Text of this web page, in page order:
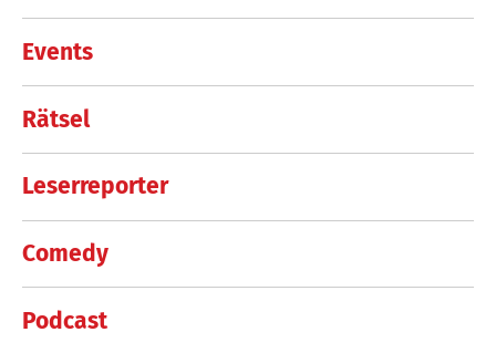
Events
Rätsel
Leserreporter
Comedy
Podcast